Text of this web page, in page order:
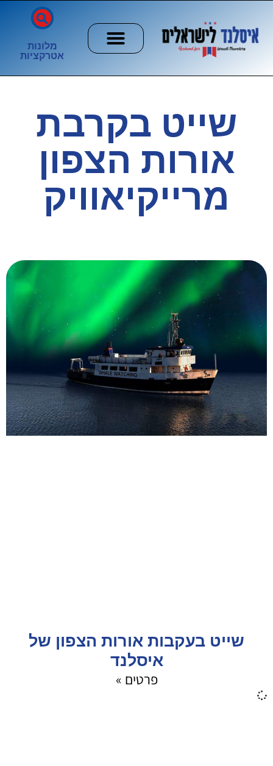
מלונות
אטרקציות
שייט בקרבת
אורות הצפון
מרייקיאוויק
שייט בעקבות אורות הצפון של
איסלנד
פרטים »